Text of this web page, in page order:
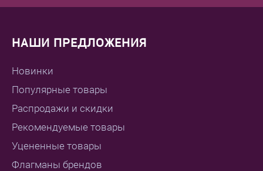
НАШИ ПРЕДЛОЖЕНИЯ
Новинки
Популярные товары
Распродажи и скидки
Рекомендуемые товары
Уцененные товары
Флагманы брендов